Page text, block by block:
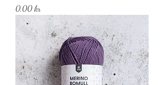
Pris
0,00 kr